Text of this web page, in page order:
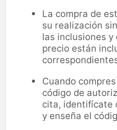
La compra de
su realización
las inclusiones y
precio están
Cuando
código de
cita, identifícate
y enseña el